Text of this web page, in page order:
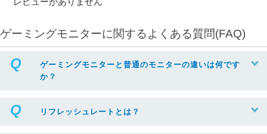
ゲーミングモニターに関するよくある質問(FAQ)
ゲーミングモニターと普通のモニターの違いは何です
か？
リフレッシュレートとは？